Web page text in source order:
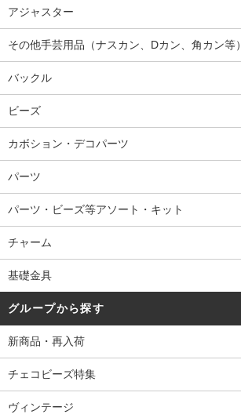
アジャスター
その他手芸用品（ナスカン、Dカン、角カン等）
バックル
ビーズ
カボション・デコパーツ
パーツ
パーツ・ビーズ等アソート・キット
チャーム
基礎金具
グループから探す
新商品・再入荷
チェコビーズ特集
ヴィンテージ